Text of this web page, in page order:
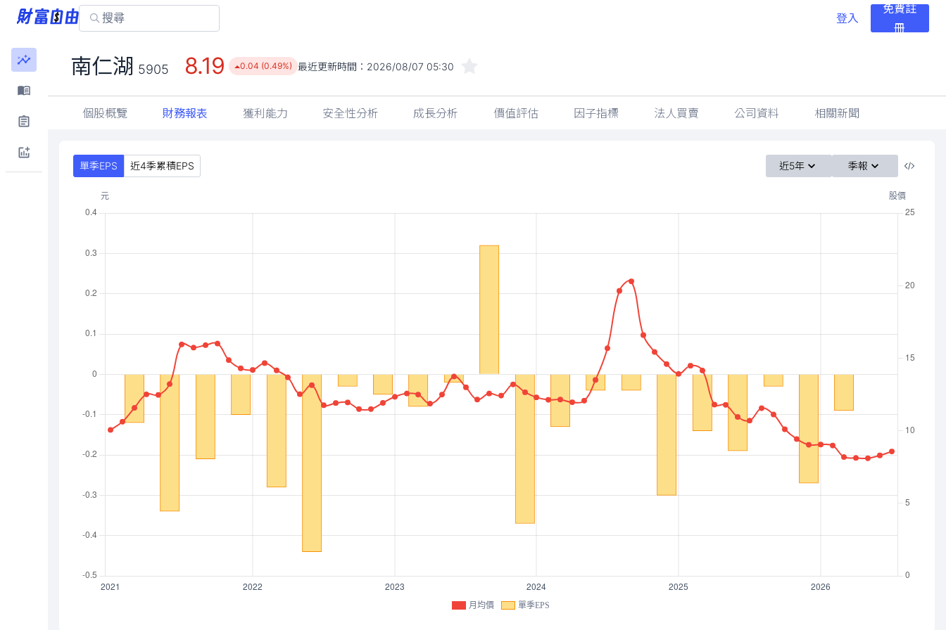
登入
免費註
冊
南仁湖 5905 8.19 0.04 (0.49%) 最近更新時間： 2026/08/07 05:30
個股概覽 財務報表 獲利能力 安全性分析 成長分析 價值評估 因子指標 法人買賣 公司資料 相關新聞
單季EPS 近4季累積EPS 近5年 季報
月均價 單季EPS